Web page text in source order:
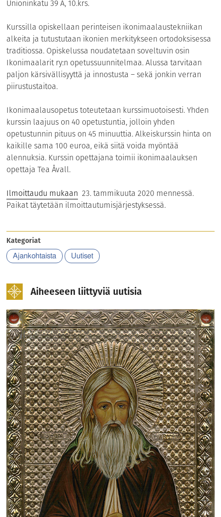
Unioninkatu 39 A, 10.krs.
Kurssilla opiskellaan perinteisen ikonimaalaustekniikan
alkeita ja tutustutaan ikonien merkitykseen ortodoksisessa
traditiossa. Opiskelussa noudatetaan soveltuvin osin
Ikonimaalarit ry:n opetussuunnitelmaa. Alussa tarvitaan
paljon kärsivällisyyttä ja innostusta – sekä jonkin verran
piirustustaitoa.
Ikonimaalausopetus toteutetaan kurssimuotoisesti. Yhden
kurssin laajuus on 40 opetustuntia, jolloin yhden
opetustunnin pituus on 45 minuuttia. Alkeiskurssin hinta on
kaikille sama 100 euroa, eikä siitä voida myöntää
alennuksia. Kurssin opettajana toimii ikonimaalauksen
opettaja Tea Åvall.
Ilmoittaudu mukaan 23. tammikuuta 2020 mennessä.
Paikat täytetään ilmoittautumisjärjestyksessä.
Kategoriat
Ajankohtaista Uutiset
Aiheeseen liittyviä uutisia